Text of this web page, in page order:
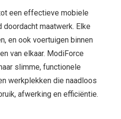
een effectieve mobiele
maatwerk. Elke
en ook voertuigen binnen
van elkaar. ModiForce
slimme, functionele
werkplekken die naadloos
afwerking en efficiëntie.